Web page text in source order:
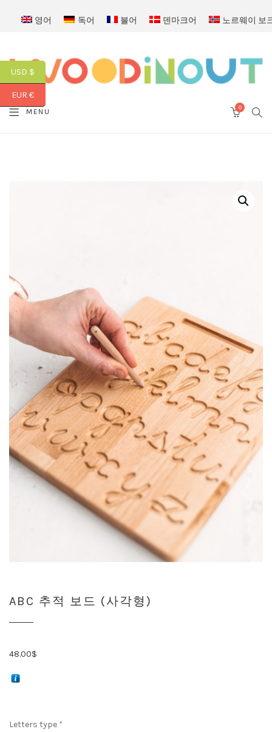
영어 독어 불어 덴마크어 노르웨이 보
MENU 0
ABC 추적 보드 (사각형)
48.00$
Letters type *
USD $
EUR €